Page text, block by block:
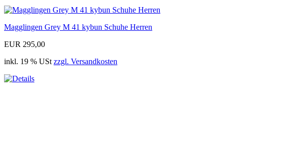
Magglingen Grey M 41 kybun Schuhe Herren
EUR 295,00
inkl. 19 % UStzzgl. Versandkosten